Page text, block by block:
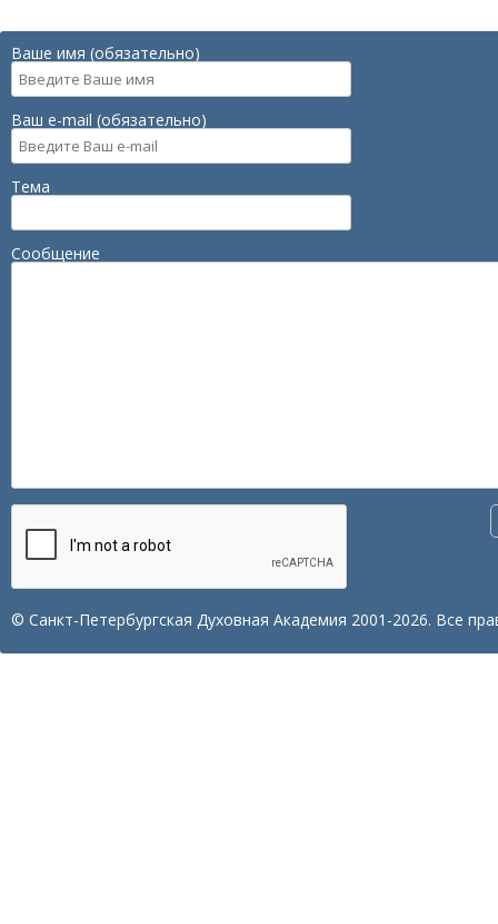
Ваше имя (обязательно)
Ваш e-mail (обязательно)
Тема
Сообщение
© Санкт-Петербургская Духовная Академия 2001-2026. Все